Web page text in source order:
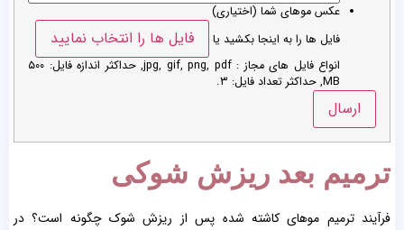
عکس موهای شما (اختیاری)
فایل ها را به اینجا بکشید یا
فایل ها را انتخاب نمایید
انواع فایل های مجاز : jpg, gif, png, pdf, حداکثر اندازه فایل: ۵۰۰
MB, حداکثر تعداد فایل: ۳.
ترمیم بعد ریزش شوکی
فرآیند ترمیم موهای کاشته شده پس از ریزش شوک چگونه است؟ در